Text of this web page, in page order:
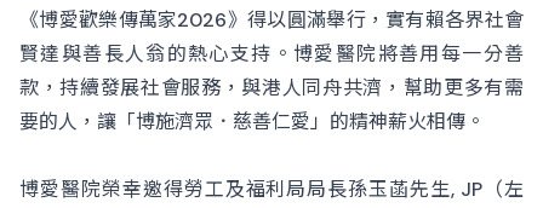
《博愛歡樂傳萬家2026》得以圓滿舉行，實有賴各界社會
賢達與善長人翁的熱心支持。博愛醫院將善用每一分善
款，持續發展社會服務，與港人同舟共濟，幫助更多有需
要的人，讓「博施濟眾．慈善仁愛」的精神薪火相傳。
博愛醫院榮幸邀得勞工及福利局局長孫玉菡先生, JP（左